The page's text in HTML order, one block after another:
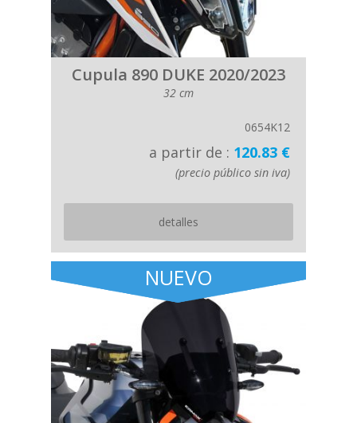
Cupula 890 DUKE 2020/2023
32 cm
0654K12
a partir de : 120.83 €
(precio público sin iva)
detalles
NUEVO